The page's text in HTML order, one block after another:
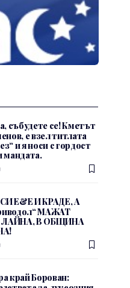
събудете се! Кметът
е взел титлата
и я носи с гордост
мандата.
Е&Е И КРАДЕ, А
МАЖАТ
ЛАЙНА, В ОБЩИНА
край Борован: